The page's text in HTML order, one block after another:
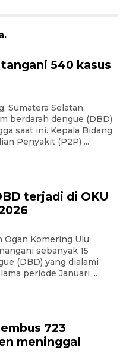
540 kasus
Sumatera Selatan,
berdarah dengue (DBD)
saat ini. Kepala Bidang
Penyakit (P2P) ...
terjadi di OKU
Ogan Komering Ulu
sebanyak 15
(DBD) yang dialami
periode Januari ...
723
meninggal